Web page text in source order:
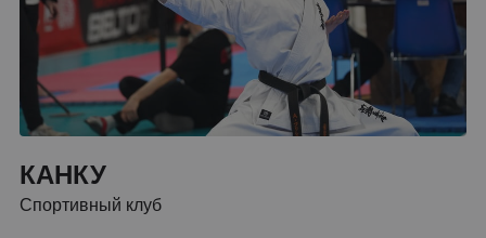
КАНКУ
Спортивный клуб